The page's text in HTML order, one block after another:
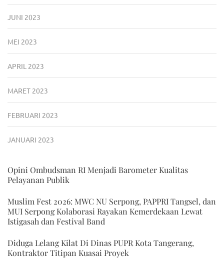
JUNI 2023
MEI 2023
APRIL 2023
MARET 2023
FEBRUARI 2023
JANUARI 2023
Opini Ombudsman RI Menjadi Barometer Kualitas
Pelayanan Publik
Muslim Fest 2026: MWC NU Serpong, PAPPRI Tangsel, dan
MUI Serpong Kolaborasi Rayakan Kemerdekaan Lewat
Istigasah dan Festival Band
Diduga Lelang Kilat Di Dinas PUPR Kota Tangerang,
Kontraktor Titipan Kuasai Proyek